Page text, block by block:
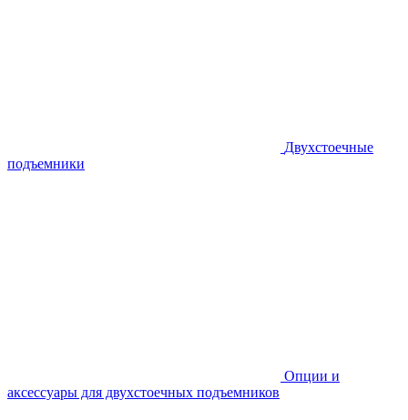
Двухстоечные
подъемники
Опции и
аксессуары для двухстоечных подъемников